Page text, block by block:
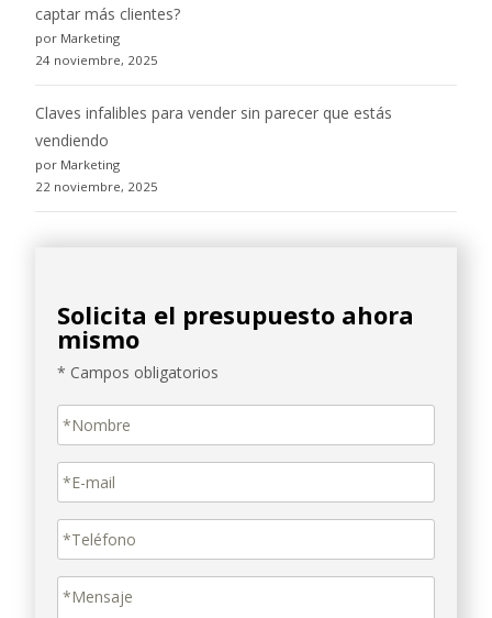
captar más clientes?
por Marketing
24 noviembre, 2025
Claves infalibles para vender sin parecer que estás
vendiendo
por Marketing
22 noviembre, 2025